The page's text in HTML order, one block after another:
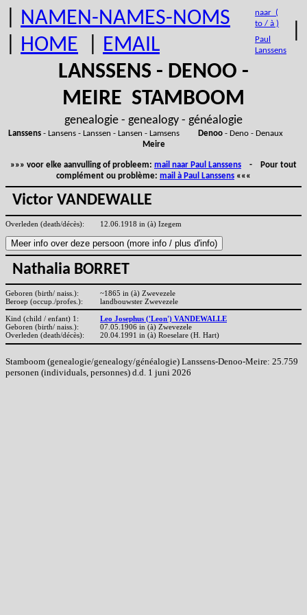
NAMEN-NAMES-NOMS
HOME EMAIL
naar (
to / à )
Paul
Lanssens
LANSSENS - DENOO -
MEIRE STAMBOOM
genealogie - genealogy - généalogie
Lanssens- Lansens - Lanssen - Lansen - Lamsens Denoo- Deno - Denaux
Meire
»»» voor elke aanvulling of probleem: mail naar Paul Lanssens - Pour tout
complément ou problème: mail à Paul Lanssens «««
Victor VANDEWALLE
Overleden (death/décès): 12.06.1918 in (à) Izegem
Nathalia BORRET
Geboren (birth/ naiss.):
~1865 in (à) Zwevezele
Beroep (occup./profes.):
landbouwster Zwevezele
Kind (child / enfant) 1:
Leo Josephus ('Leon') VANDEWALLE
Geboren (birth/ naiss.):
07.05.1906 in (à) Zwevezele
Overleden (death/décès):
20.04.1991 in (à) Roeselare (H. Hart)
Stamboom (genealogie/genealogy/généalogie) Lanssens-Denoo-Meire: 25.759
personen (individuals, personnes) d.d. 1 juni 2026